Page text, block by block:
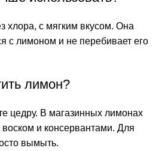
хлора, с мягким вкусом. Она
с лимоном и не перебивает его
лимон?
цедру. В магазинных лимонах
и консервантами. Для
вымыть.